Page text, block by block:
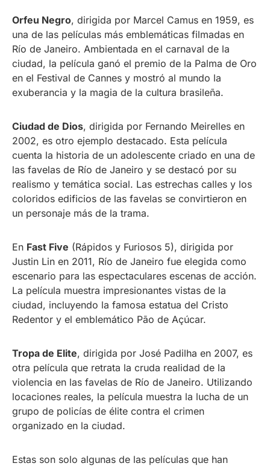
Orfeu Negro, dirigida por Marcel Camus en 1959, es
una de las películas más emblemáticas filmadas en
Río de Janeiro. Ambientada en el carnaval de la
ciudad, la película ganó el premio de la Palma de Oro
en el Festival de Cannes y mostró al mundo la
exuberancia y la magia de la cultura brasileña.
Ciudad de Dios, dirigida por Fernando Meirelles en
2002, es otro ejemplo destacado. Esta película
cuenta la historia de un adolescente criado en una de
las favelas de Río de Janeiro y se destacó por su
realismo y temática social. Las estrechas calles y los
coloridos edificios de las favelas se convirtieron en
un personaje más de la trama.
En Fast Five (Rápidos y Furiosos 5), dirigida por
Justin Lin en 2011, Río de Janeiro fue elegida como
escenario para las espectaculares escenas de acción.
La película muestra impresionantes vistas de la
ciudad, incluyendo la famosa estatua del Cristo
Redentor y el emblemático Pão de Açúcar.
Tropa de Elite, dirigida por José Padilha en 2007, es
otra película que retrata la cruda realidad de la
violencia en las favelas de Río de Janeiro. Utilizando
locaciones reales, la película muestra la lucha de un
grupo de policías de élite contra el crimen
organizado en la ciudad.
Estas son solo algunas de las películas que han